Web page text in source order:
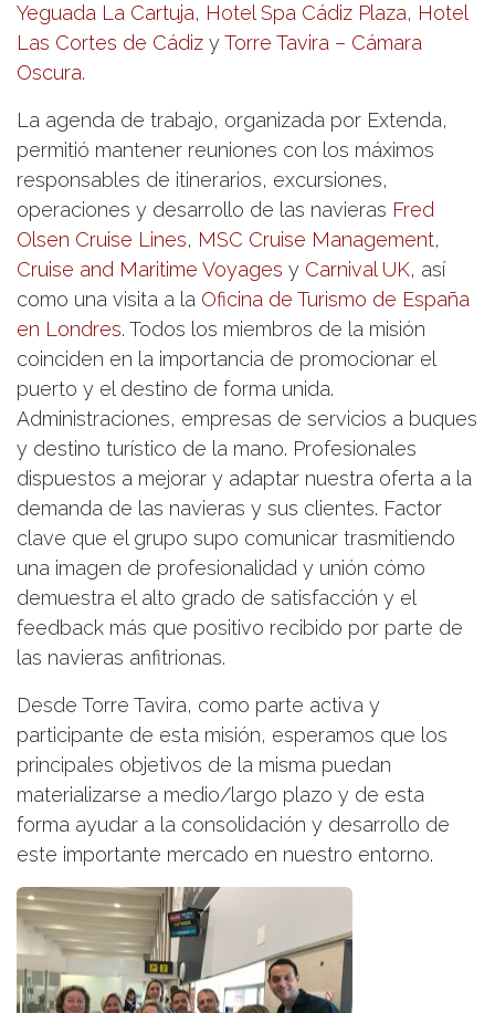
Yeguada La Cartuja, Hotel Spa Cádiz Plaza, Hotel
Las Cortes de Cádiz yTorre Tavira – Cámara
Oscura.
La agenda de trabajo, organizada por Extenda,
permitió mantener reuniones con los máximos
responsables de itinerarios, excursiones,
operaciones y desarrollo de las navieras Fred
Olsen Cruise Lines, MSC Cruise Management,
Cruise and Maritime Voyages y Carnival UK, así
como una visita a la Oficina de Turismo de España
en Londres. Todos los miembros de la misión
coinciden en la importancia de promocionar el
puerto y el destino de forma unida.
Administraciones, empresas de servicios a buques
y destino turístico de la mano. Profesionales
dispuestos a mejorar y adaptar nuestra oferta a la
demanda de las navieras y sus clientes. Factor
clave que el grupo supo comunicar trasmitiendo
una imagen de profesionalidad y unión cómo
demuestra el alto grado de satisfacción y el
feedback más que positivo recibido por parte de
las navieras anfitrionas.
Desde Torre Tavira, como parte activa y
participante de esta misión, esperamos que los
principales objetivos de la misma puedan
materializarse a medio/largo plazo y de esta
forma ayudar a la consolidación y desarrollo de
este importante mercado en nuestro entorno.